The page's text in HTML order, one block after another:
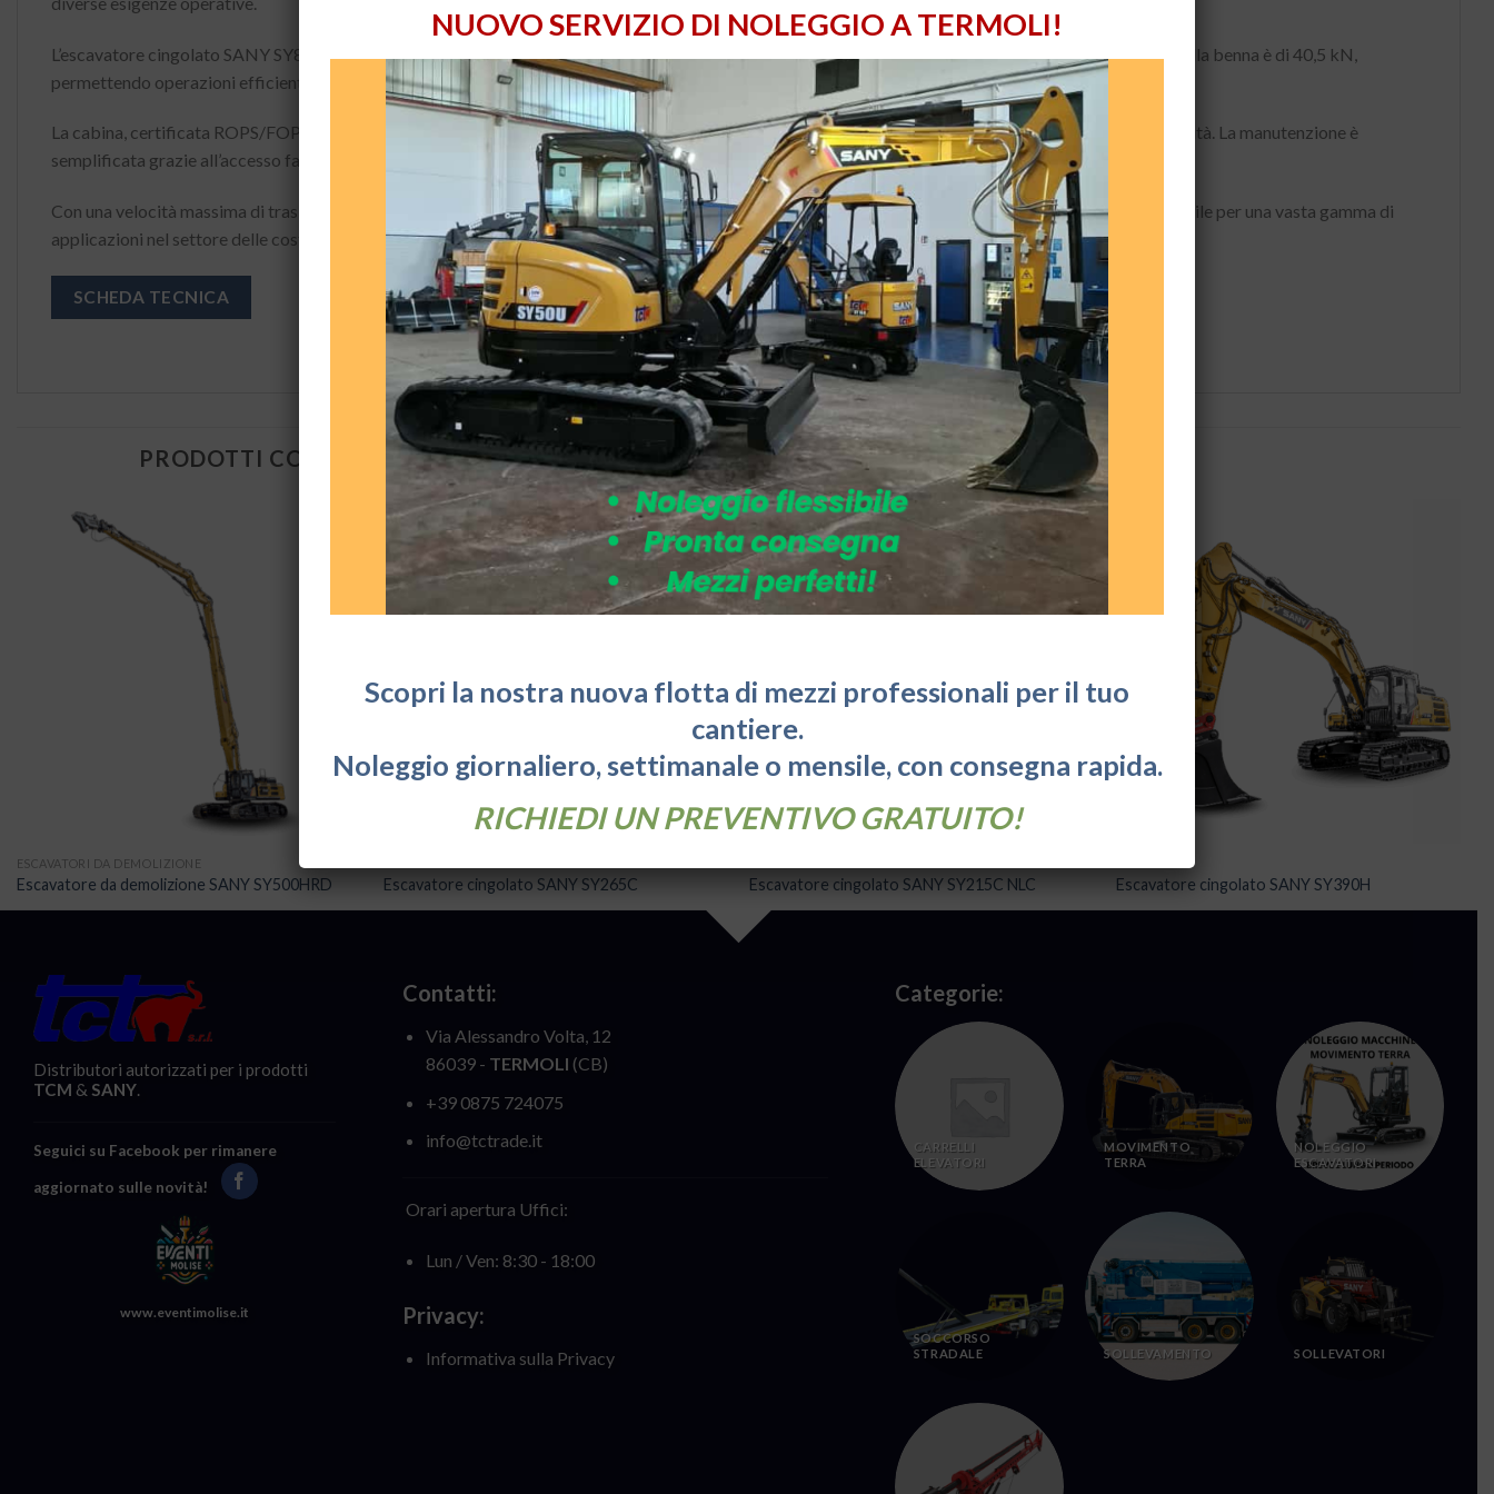
L’escavatore cingolato SANY SY80U offre una profondità massima di scavo di 4.535 mm e uno sbraccio orizzontale fino a 7.290 mm.
La forza di scavo alla benna è di 40,5 kN,
permettendo operazioni efficienti anche in condizioni impegnative.
La cabina, certificata ROPS/FOPS, è progettata per garantire comfort e sicurezza all’operatore, con sedile ergonomico, comandi intuitivi e ampia visibilità. La manutenzione è
semplificata grazie all’accesso facilitato ai principali componenti e ai punti di controllo.
Con una velocità massima di traslazione di 4,5 km/h e una capacità di arrampicata del 35%, il SANY SY80U rappresenta una soluzione versatile e affidabile per una vasta gamma di
applicazioni nel settore delle costruzioni e del movimento terra.
SCHEDA TECNICA
PRODOTTI CORRELATI
ESCAVATORI DA DEMOLIZIONE
Escavatore da demolizione SANY SY500HRD Escavatore cingolato SANY SY265C Escavatore cingolato SANY SY215C NLC Escavatore cingolato SANY SY390H
Distributori autorizzati per i prodotti
TCM & SANY.
Seguici su Facebook per rimanere
aggiornato sulle novità!
www.eventimolise.it
Contatti:
Via Alessandro Volta, 12
86039 - TERMOLI (CB)
+39 0875 724075
info@tctrade.it
Orari apertura Uffici:
Lun / Ven: 8:30 - 18:00
Privacy:
Informativa sulla Privacy
Categorie:
CARRELLI
ELEVATORI
MOVIMENTO
TERRA
NOLEGGIO
ESCAVATORI
SOCCORSO
STRADALE
SOLLEVAMENTO SOLLEVATORI
NUOVO SERVIZIO DI NOLEGGIO A TERMOLI!
Scopri la nostra nuova flotta di mezzi professionali per il tuo
cantiere.
Noleggio giornaliero, settimanale o mensile, con consegna rapida.
RICHIEDI UN PREVENTIVO GRATUITO!